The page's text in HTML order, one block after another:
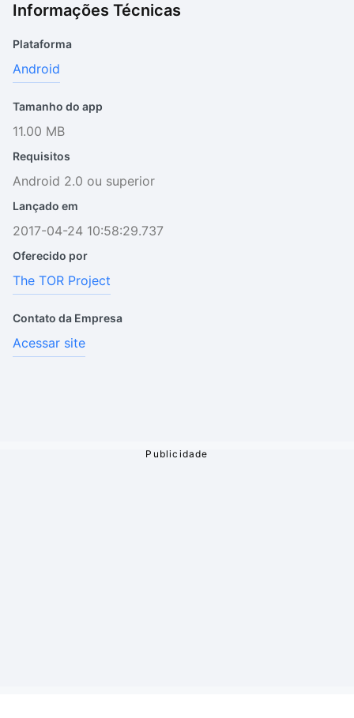
Informações Técnicas
Plataforma
Android
Tamanho do app
11.00 MB
Requisitos
Android 2.0 ou superior
Lançado em
2017-04-24 10:58:29.737
Oferecido por
The TOR Project
Contato da Empresa
Acessar site